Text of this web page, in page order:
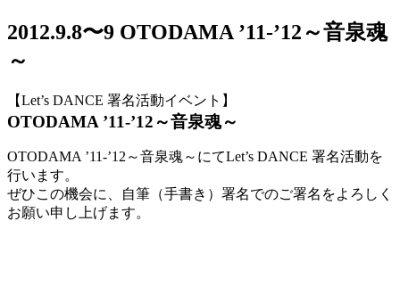
2012.9.8〜9 OTODAMA ’11-’12～音泉魂
～
【Let’s DANCE 署名活動イベント】
OTODAMA ’11-’12～音泉魂～
OTODAMA ’11-’12～音泉魂～にてLet’s DANCE 署名活動を
行います。
ぜひこの機会に、自筆（手書き）署名でのご署名をよろしく
お願い申し上げます。